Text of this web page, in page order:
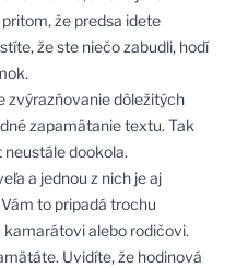
že predsa idete
že ste niečo zabudli, hodí
zvýrazňovanie dôležitých
zapamätanie textu. Tak
dookola.
a jednou z nich je aj
to pripadá trochu
alebo rodičovi.
Uvidíte, že hodinová